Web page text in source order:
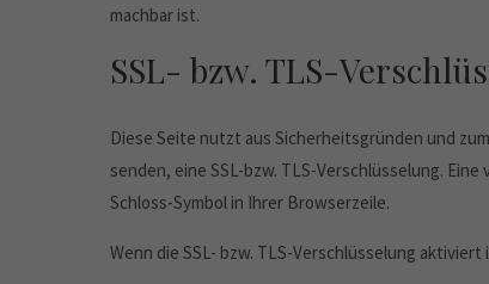
machbar ist.
SSL- bzw. TLS-
Diese Seite nutzt aus Sicherheitsgründen und
senden, eine SSL-bzw. TLS-Verschlüsselung.
Schloss-Symbol in Ihrer Browserzeile.
Wenn die SSL- bzw. TLS-Verschlüsselung